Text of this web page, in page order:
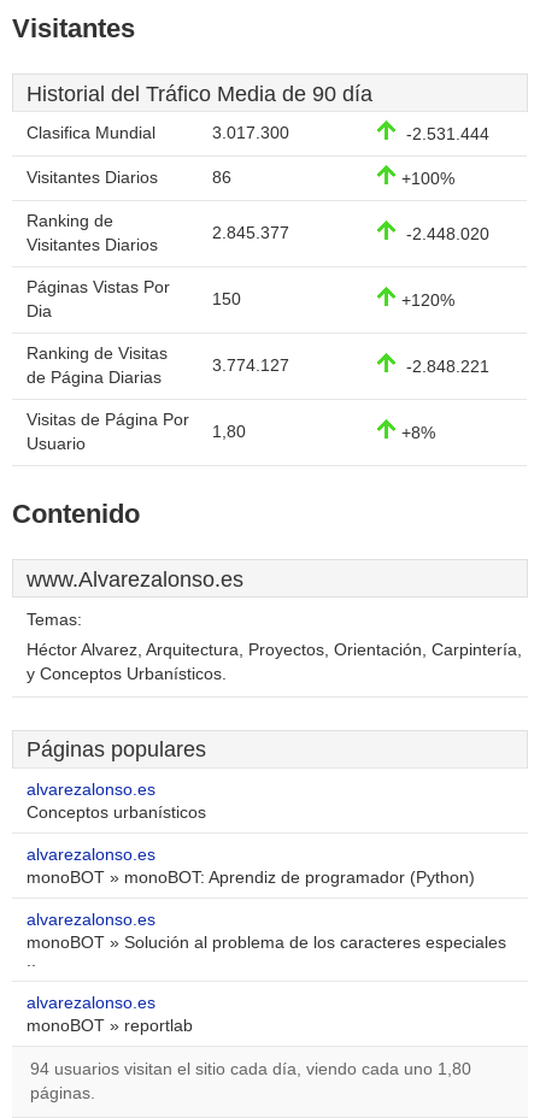
Visitantes
Historial del Tráfico Media de 90 día
Clasifica Mundial 3.017.300 -2.531.444
Visitantes Diarios 86 +100%
Ranking de
Visitantes Diarios
2.845.377 -2.448.020
Páginas Vistas Por
Dia
150 +120%
Ranking de Visitas
de Página Diarias
3.774.127 -2.848.221
Visitas de Página Por
Usuario
1,80 +8%
Contenido
www.Alvarezalonso.es
Temas:
Héctor Alvarez, Arquitectura, Proyectos, Orientación, Carpintería,
y Conceptos Urbanísticos.
Páginas populares
alvarezalonso.es
Conceptos urbanísticos
alvarezalonso.es
monoBOT » monoBOT: Aprendiz de programador (Python)
alvarezalonso.es
monoBOT » Solución al problema de los caracteres especiales
..
alvarezalonso.es
monoBOT » reportlab
94 usuarios visitan el sitio cada día, viendo cada uno 1,80
páginas.